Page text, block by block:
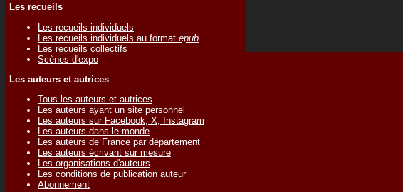
Les recueils
Les recueils individuels
Les recueils individuels au format epub
Les recueils collectifs
Scènes d'expo
Les auteurs et autrices
Tous les auteurs et autrices
Les auteurs ayant un site personnel
Les auteurs sur Facebook, X, Instagram
Les auteurs dans le monde
Les auteurs de France par département
Les auteurs écrivant sur mesure
Les organisations d'auteurs
Les conditions de publication auteur
Abonnement